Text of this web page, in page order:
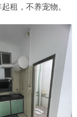
租，不养宠物。